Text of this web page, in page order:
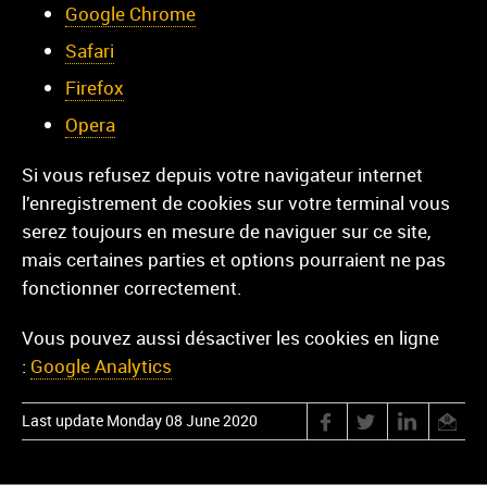
Google Chrome
Safari
Firefox
Opera
Si vous refusez depuis votre navigateur internet
l’enregistrement de cookies sur votre terminal vous
serez toujours en mesure de naviguer sur ce site,
mais certaines parties et options pourraient ne pas
fonctionner correctement.
Vous pouvez aussi désactiver les cookies en ligne
: Google Analytics
Last update Monday 08 June 2020